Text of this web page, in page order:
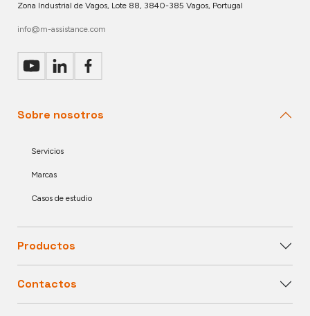
Zona Industrial de Vagos, Lote 88, 3840-385 Vagos, Portugal
info@m-assistance.com
Sobre nosotros
Servicios
Marcas
Casos de estudio
Productos
Contactos